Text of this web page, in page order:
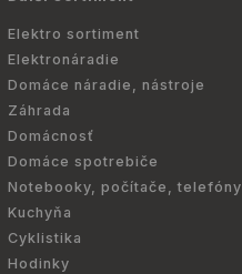
Elektro sortiment
Elektronáradie
Domáce náradie, nástroje
Záhrada
Domácnosť
Domáce spotrebiče
Notebooky, počítače, telefóny
Kuchyňa
Cyklistika
Hodinky